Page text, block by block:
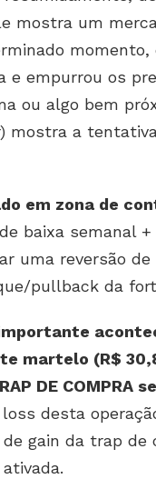
mostra um
e empurrou os
ou algo bem
mostra a
em zona de
baixa semanal
uma reversão
pullback da
martelo (R$
DE COMPRA
desta
gain da trap de